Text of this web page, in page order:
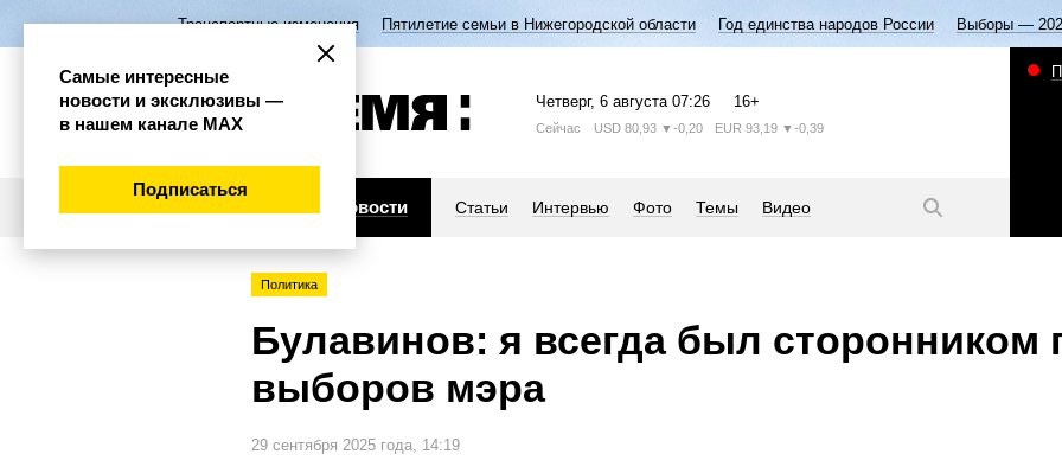
Транспортные изменения Пятилетие семьи в Нижегородской области Год единства народов России Выборы —
Четверг, 6 августа 07:26 16+
Сейчас USD 80,93 ▼-0,20 EUR 93,19 ▼-0,39
Новости Статьи Интервью Фото Темы Видео
Политика
Булавинов: я всегда был
выборов мэра
29 сентября 2025 года, 14:19
Самые интересные
новости и эксклюзивы —
в нашем канале МАХ
Подписаться